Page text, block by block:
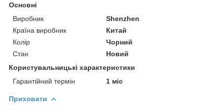
Основні
Виробник
Shenzhen
Країна виробник
Китай
Колір
Чорний
Стан
Новий
Користувальницькі характеристики
Гарантійний термін
1 міс
Приховати